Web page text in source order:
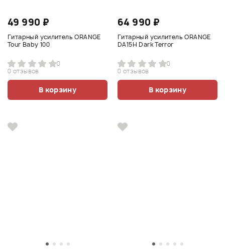
49 990 ₽
Гитарный усилитель ORANGE
Tour Baby 100
0
0 отзывов
В корзину
64 990 ₽
Гитарный усилитель ORANGE
DA15H Dark Terror
0
0 отзывов
В корзину